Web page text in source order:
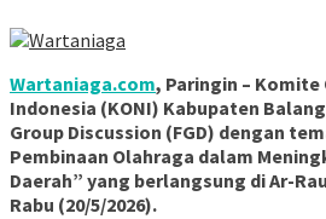
Wartaniaga.com, Paringin –
Indonesia (KONI) Kabupaten
Group Discussion (FGD) dengan
Pembinaan Olahraga dalam
Daerah” yang berlangsung di Ar-
Rabu (20/5/2026).